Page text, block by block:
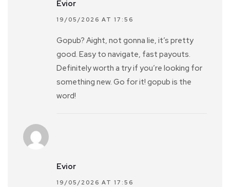
Evior
19/05/2026 AT 17:56
Gopub? Aight, not gonna lie, it’s pretty
good. Easy to navigate, fast payouts.
Definitely worth a try if you’re looking for
something new. Go for it! gopub is the
word!
Evior
19/05/2026 AT 17:56